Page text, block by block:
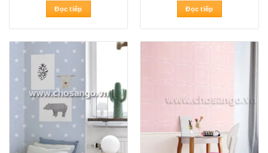
Đọc tiếp Đọc tiếp